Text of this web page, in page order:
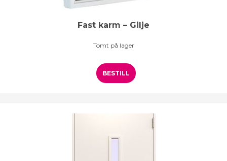
Fast karm – Gilje
Tomt på lager
BESTILL